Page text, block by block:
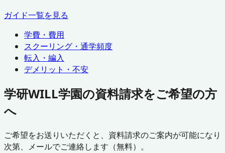
ガイド一覧を見る
学費・費用
スクーリング・通学頻度
転入・編入
デメリット・不安
学研WILL学園の資料請求をご希望の方
へ
ご希望をお送りいただくと、資料請求のご案内が可能になり
次第、メールでご連絡します（無料）。